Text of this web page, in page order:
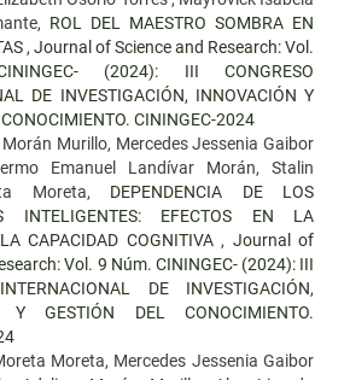
ROL DEL MAESTRO SOMBRA EN
, Journal of Science and Research: Vol.
(2024): III CONGRESO
DE INVESTIGACIÓN, INNOVACIÓN Y
CININGEC-2024
Murillo, Mercedes Jessenia Gaibor
Emanuel Landívar Morán, Stalin
Moreta, DEPENDENCIA DE LOS
INTELIGENTES: EFECTOS EN LA
CAPACIDAD COGNITIVA, Journal of
Vol. 9 Núm. CININGEC- (2024): III
DE INVESTIGACIÓN,
Y GESTIÓN DEL CONOCIMIENTO.
Moreta, Mercedes Jessenia Gaibor